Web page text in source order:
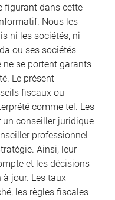
figurant dans cette
Nous les
ni les sociétés, ni
ou ses sociétés
ne se portent garants
Le présent
fiscaux ou
comme tel. Les
un conseiller juridique
professionnel
Ainsi, leur
et les décisions
à jour. Les taux
les règles fiscales